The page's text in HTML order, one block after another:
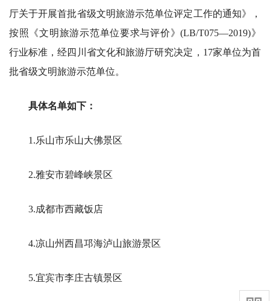
厅关于开展首批省级文明旅游示范单位评定工作的通知》，
按照《文明旅游示范单位要求与评价》(LB/T075—2019)》
行业标准，经四川省文化和旅游厅研究决定，17家单位为首
批省级文明旅游示范单位。
具体名单如下：
1.乐山市乐山大佛景区
2.雅安市碧峰峡景区
3.成都市西藏饭店
4.凉山州西昌邛海泸山旅游景区
5.宜宾市李庄古镇景区